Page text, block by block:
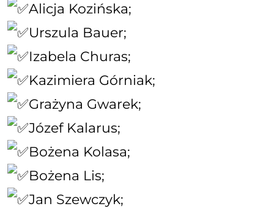
Alicja Kozińska;
Urszula Bauer;
Izabela Churas;
Kazimiera Górniak;
Grażyna Gwarek;
Józef Kalarus;
Bożena Kolasa;
Bożena Lis;
Jan Szewczyk;